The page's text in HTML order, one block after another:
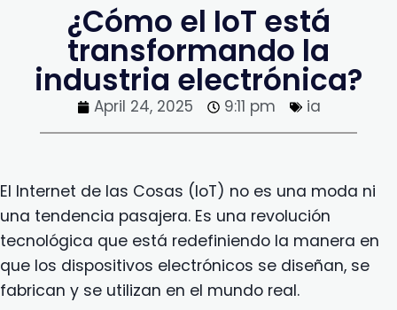
¿Cómo el IoT está
transformando la
industria electrónica?
April 24, 2025 9:11 pm ia
El Internet de las Cosas (IoT) no es una moda ni
una tendencia pasajera. Es una revolución
tecnológica que está redefiniendo la manera en
que los dispositivos electrónicos se diseñan, se
fabrican y se utilizan en el mundo real.